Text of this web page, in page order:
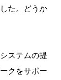
た。どうか
ステムの提
クをサポー